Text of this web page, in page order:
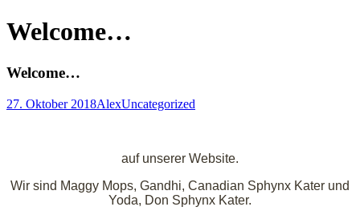
Welcome…
Welcome…
27. Oktober 2018AlexUncategorized
auf unserer Website.
Wir sind Maggy Mops, Gandhi, Canadian Sphynx Kater und
Yoda, Don Sphynx Kater.